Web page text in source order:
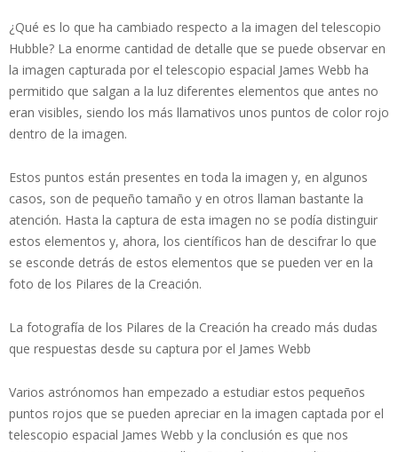
¿Qué es lo que ha cambiado respecto a la imagen del telescopio
Hubble? La enorme cantidad de detalle que se puede observar en
la imagen capturada por el telescopio espacial James Webb ha
permitido que salgan a la luz diferentes elementos que antes no
eran visibles, siendo los más llamativos unos puntos de color rojo
dentro de la imagen.
Estos puntos están presentes en toda la imagen y, en algunos
casos, son de pequeño tamaño y en otros llaman bastante la
atención. Hasta la captura de esta imagen no se podía distinguir
estos elementos y, ahora, los científicos han de descifrar lo que
se esconde detrás de estos elementos que se pueden ver en la
foto de los Pilares de la Creación.
La fotografía de los Pilares de la Creación ha creado más dudas
que respuestas desde su captura por el James Webb
Varios astrónomos han empezado a estudiar estos pequeños
puntos rojos que se pueden apreciar en la imagen captada por el
telescopio espacial James Webb y la conclusión es que nos